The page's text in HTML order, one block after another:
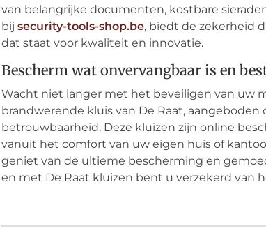
van belangrijke documenten, kostbare
bij security-tools-shop.be, biedt de zekerheid
dat staat voor kwaliteit en innovatie.
Bescherm wat onvervangbaar is en
Wacht niet langer met het beveiligen van uw
brandwerende kluis van De Raat,
betrouwbaarheid. Deze kluizen zijn online
vanuit het comfort van uw eigen huis of
geniet van de ultieme bescherming en
en met De Raat kluizen bent u verzekerd van